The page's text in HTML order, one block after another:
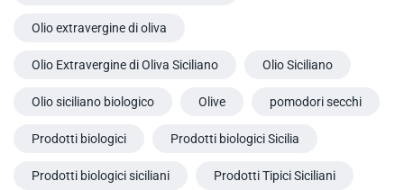
Olio extravergine di oliva
Olio Extravergine di Oliva Siciliano Olio Siciliano
Olio siciliano biologico Olive pomodori secchi
Prodotti biologici Prodotti biologici Sicilia
Prodotti biologici siciliani Prodotti Tipici Siciliani